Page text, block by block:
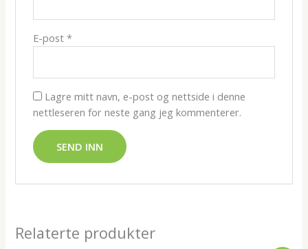
E-post *
Lagre mitt navn, e-post og nettside i denne
nettleseren for neste gang jeg kommenterer.
Relaterte produkter